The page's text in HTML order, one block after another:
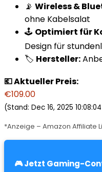
📡 Wireless &
ohne Kabelsalat
🕹️ Optimiert für
Design für
🏷️ Hersteller:
💶 Aktueller Preis:
€109.00
(Stand: Dec 16, 2025
*Anzeige – Amazon Affiliate
🎮 Jetzt Gaming-